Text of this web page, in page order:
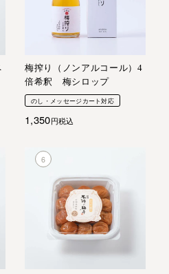
梅搾り（ノンアルコール）4
倍希釈 梅シロップ
のし・メッセージカート対応
1,350 税込